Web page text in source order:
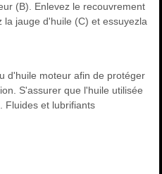
(B). Enlevez le recouvrement
jauge d'huile (C) et essuyezla
d'huile moteur afin de protéger
S'assurer que l'huile utilisée
Fluides et lubrifiants